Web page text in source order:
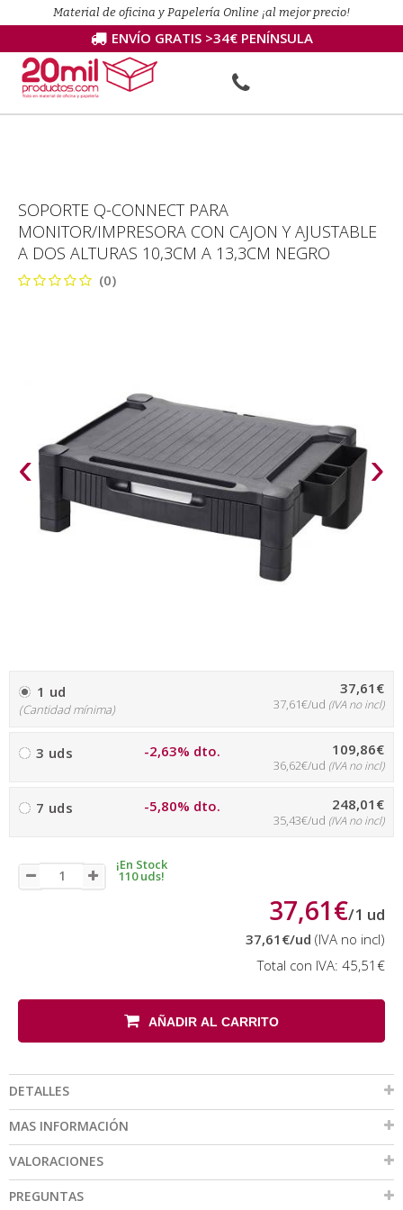
Material de oficina y Papelería Online ¡al mejor precio!
ENVÍO GRATIS >34€ PENÍNSULA
SOPORTE Q-CONNECT PARA
MONITOR/IMPRESORA CON CAJON Y AJUSTABLE
A DOS ALTURAS 10,3CM A 13,3CM NEGRO
(0)
‹ ›
1 ud
(Cantidad mínima)
37,61€
37,61€/ud (IVA no incl)
3 uds -2,63% dto. 109,86€
36,62€/ud (IVA no incl)
7 uds -5,80% dto. 248,01€
35,43€/ud (IVA no incl)
¡En Stock
110 uds!
37,61€/1 ud
37,61€/ud (IVA no incl)
Total con IVA: 45,51€
AÑADIR AL CARRITO
DETALLES
MAS INFORMACIÓN
VALORACIONES
PREGUNTAS